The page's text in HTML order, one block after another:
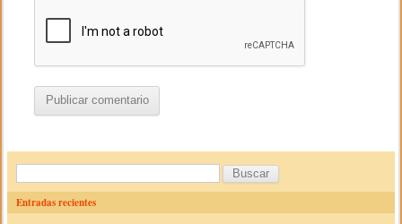
u
Entradas recientes